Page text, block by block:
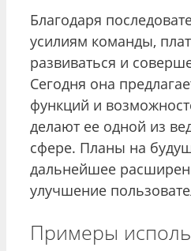
Благодаря
усилиям команды,
развиваться и
Сегодня она
функций и
делают ее одной из
сфере. Планы на
дальнейшее
улучшение
Примеры